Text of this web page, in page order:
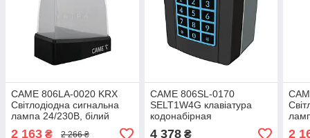
CAME 806LA-0020 KRX
Світлодіодна сигнальна
лампа 24/230В, білий
2 163 ₴ 2 266 ₴
CAME 806SL-0170
SELT1W4G клавіатура
кодонабірная
4 378₴ 2